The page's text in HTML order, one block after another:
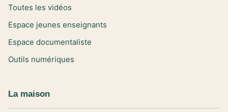
Toutes les vidéos
Espace jeunes enseignants
Espace documentaliste
Outils numériques
La maison